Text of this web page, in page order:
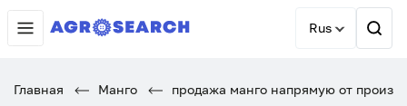
Rus
Главная Манго продажа манго напрямую от